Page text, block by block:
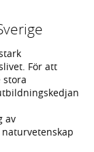
För att
stora
av